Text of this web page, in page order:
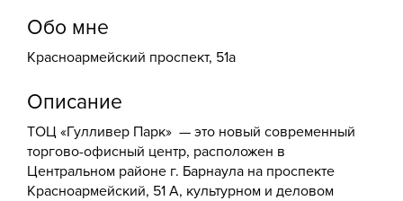
Обо мне
Красноармейский проспект, 51а
Описание
ТОЦ «Гулливер Парк» — это новый современный
торгово-офисный центр, расположен в
Центральном районе г. Барнаула на проспекте
Красноармейский, 51 А, культурном и деловом